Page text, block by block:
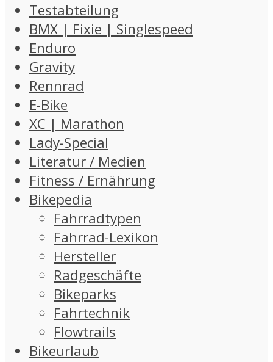
Testabteilung
BMX | Fixie | Singlespeed
Enduro
Gravity
Rennrad
E-Bike
XC | Marathon
Lady-Special
Literatur / Medien
Fitness / Ernährung
Bikepedia
Fahrradtypen
Fahrrad-Lexikon
Hersteller
Radgeschäfte
Bikeparks
Fahrtechnik
Flowtrails
Bikeurlaub